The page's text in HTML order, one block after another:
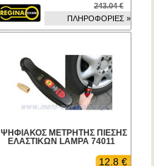
243.04 €
ΠΛΗΡΟΦΟΡΙΕΣ »
ΨΗΦΙΑΚΟΣ ΜΕΤΡΗΤΗΣ ΠΙΕΣΗΣ
ΕΛΑΣΤΙΚΩΝ LAMPA 74011
12.8 €